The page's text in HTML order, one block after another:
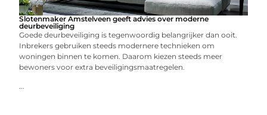
Slotenmaker Amstelveen geeft advies over moderne
deurbeveiliging
Goede deurbeveiliging is tegenwoordig belangrijker dan ooit.
Inbrekers gebruiken steeds modernere technieken om
woningen binnen te komen. Daarom kiezen steeds meer
bewoners voor extra beveiligingsmaatregelen.
...